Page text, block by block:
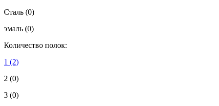
Сталь (0)
эмаль (0)
Количество полок:
1 (2)
2 (0)
3 (0)